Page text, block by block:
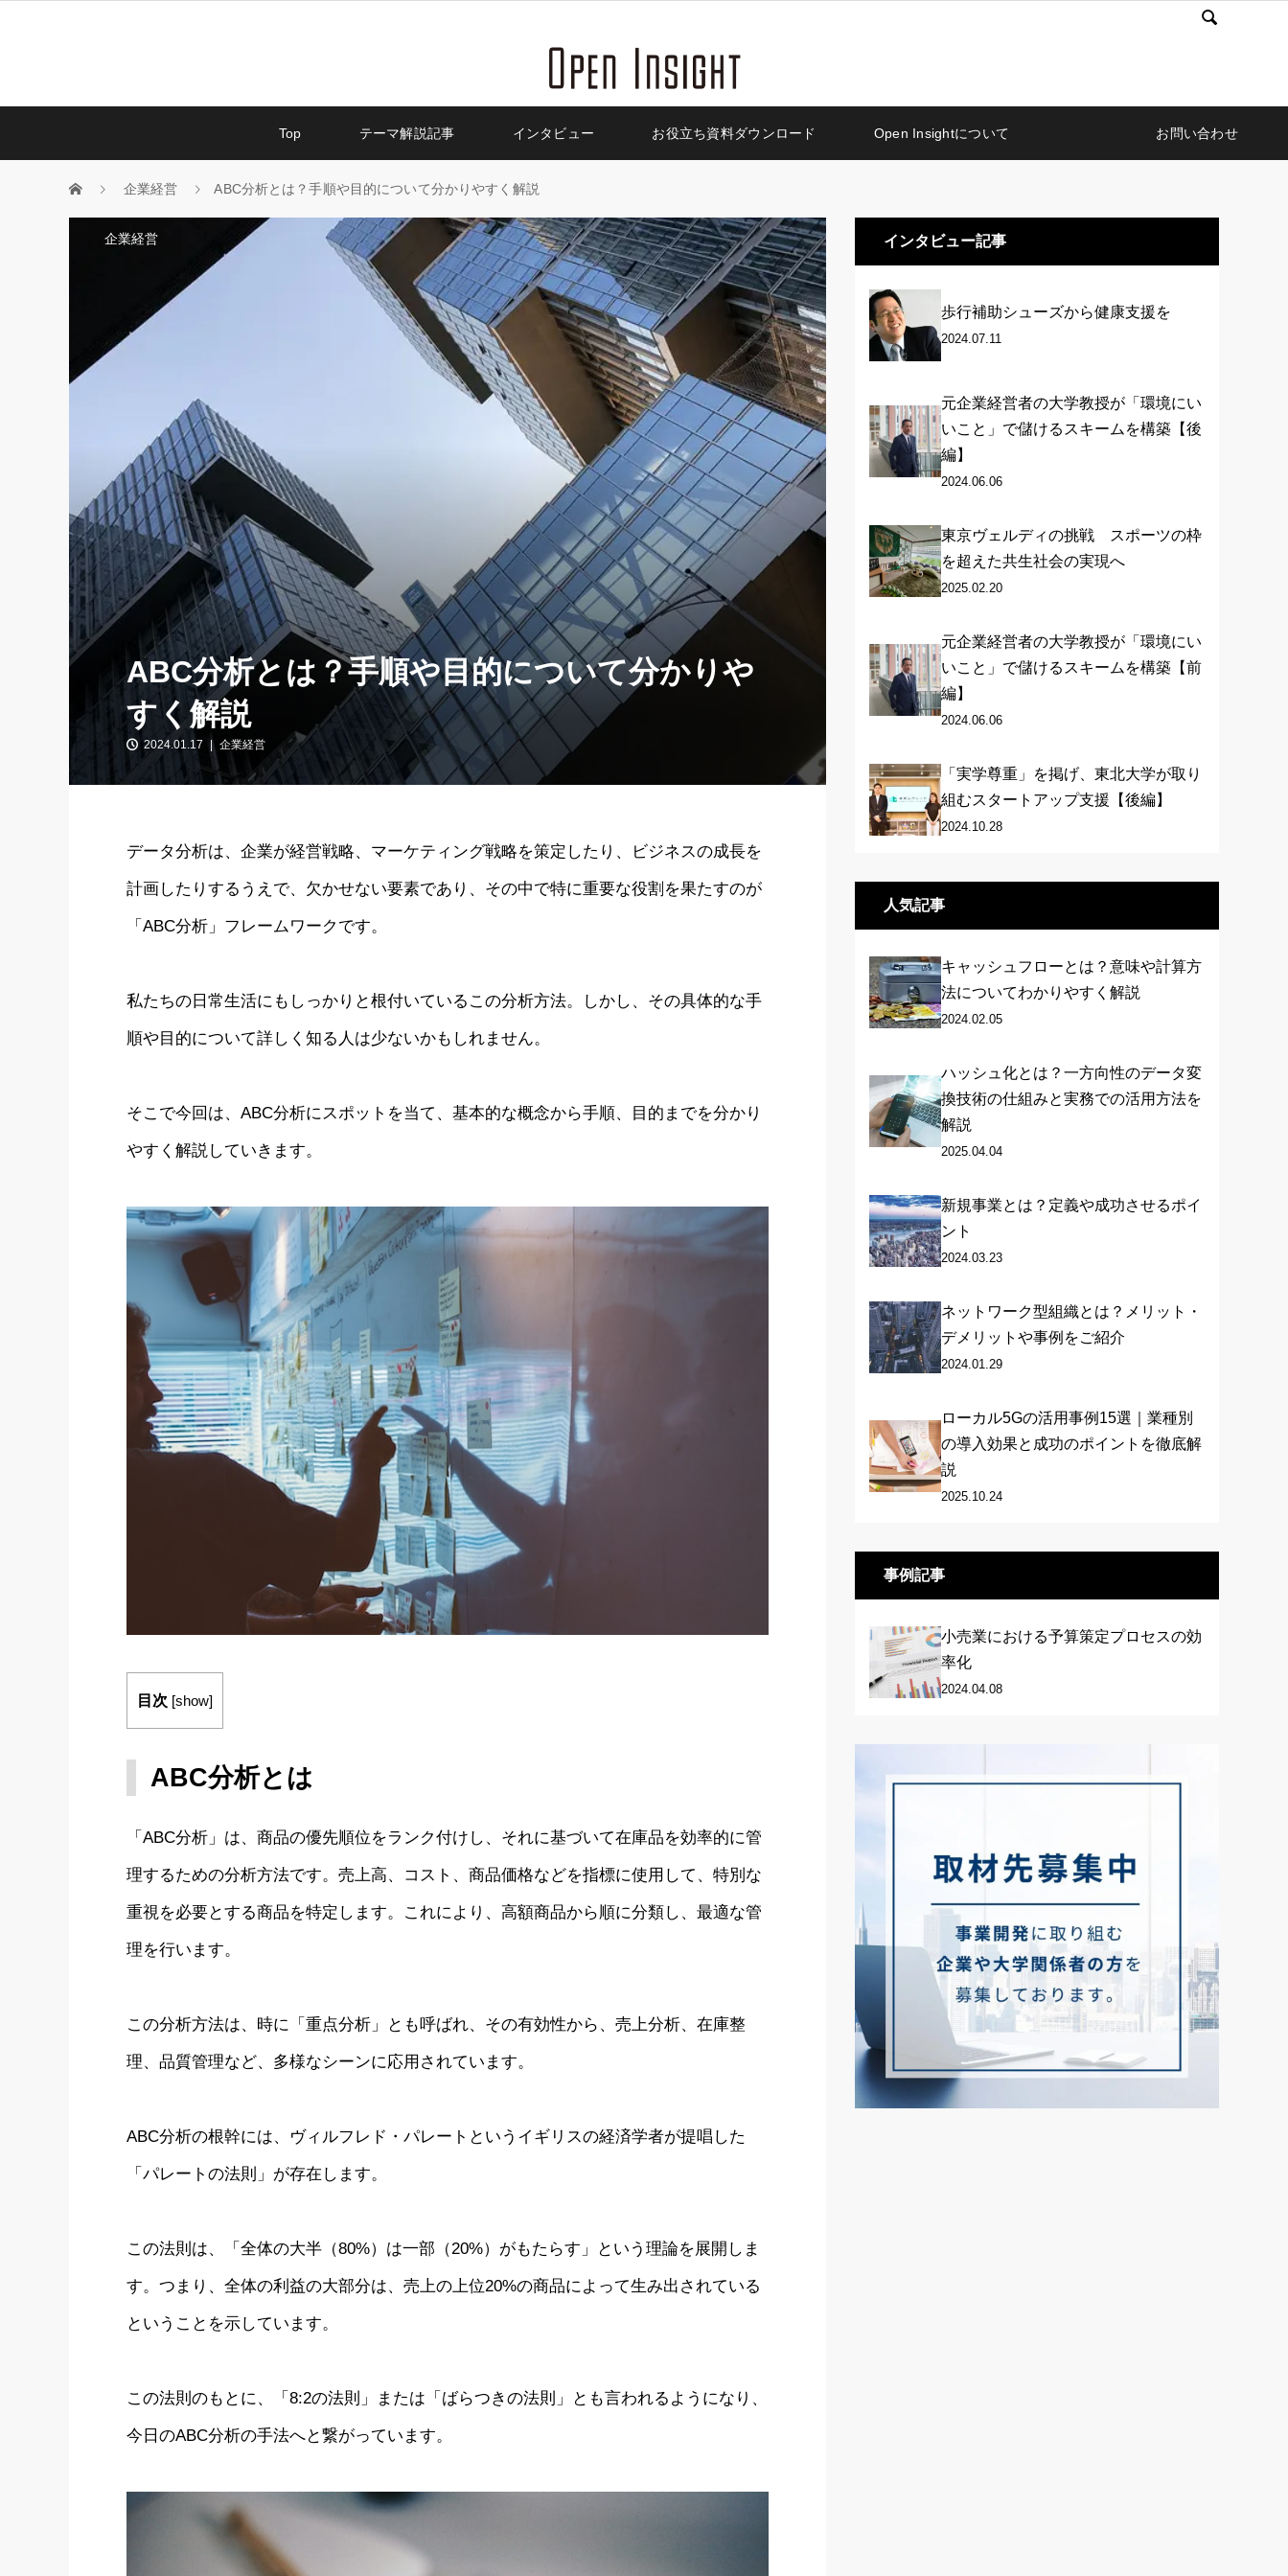

Top テーマ解説記事 インタビュー お役立ち資料ダウンロード Open Insightについて お問い合わせ
企業経営 ABC分析とは？手順や目的について分かりやすく解説
企業経営
ABC分析とは？手順や目的について分かりや
すく解説
2024.01.17 企業経営
データ分析は、企業が経営戦略、マーケティング戦略を策定したり、ビジネスの成長を
計画したりするうえで、欠かせない要素であり、その中で特に重要な役割を果たすのが
「ABC分析」フレームワークです。
私たちの日常生活にもしっかりと根付いているこの分析方法。しかし、その具体的な手
順や目的について詳しく知る人は少ないかもしれません。
そこで今回は、ABC分析にスポットを当て、基本的な概念から手順、目的までを分かり
やすく解説していきます。
目次 [show]
ABC分析とは
「ABC分析」は、商品の優先順位をランク付けし、それに基づいて在庫品を効率的に管
理するための分析方法です。売上高、コスト、商品価格などを指標に使用して、特別な
重視を必要とする商品を特定します。これにより、高額商品から順に分類し、最適な管
理を行います。
この分析方法は、時に「重点分析」とも呼ばれ、その有効性から、売上分析、在庫整
理、品質管理など、多様なシーンに応用されています。
ABC分析の根幹には、ヴィルフレド・パレートというイギリスの経済学者が提唱した
「パレートの法則」が存在します。
この法則は、「全体の大半（80%）は一部（20%）がもたらす」という理論を展開しま
す。つまり、全体の利益の大部分は、売上の上位20%の商品によって生み出されている
ということを示しています。
この法則のもとに、「8:2の法則」または「ばらつきの法則」とも言われるようになり、
今日のABC分析の手法へと繋がっています。
インタビュー記事
歩行補助シューズから健康支援を
2024.07.11
元企業経営者の大学教授が「環境にい
いこと」で儲けるスキームを構築【後
編】
2024.06.06
東京ヴェルディの挑戦 スポーツの枠
を超えた共生社会の実現へ
2025.02.20
元企業経営者の大学教授が「環境にい
いこと」で儲けるスキームを構築【前
編】
2024.06.06
「実学尊重」を掲げ、東北大学が取り
組むスタートアップ支援【後編】
2024.10.28
人気記事
キャッシュフローとは？意味や計算方
法についてわかりやすく解説
2024.02.05
ハッシュ化とは？一方向性のデータ変
換技術の仕組みと実務での活用方法を
解説
2025.04.04
新規事業とは？定義や成功させるポイ
ント
2024.03.23
ネットワーク型組織とは？メリット・
デメリットや事例をご紹介
2024.01.29
ローカル5Gの活用事例15選｜業種別
の導入効果と成功のポイントを徹底解
説
2025.10.24
事例記事
小売業における予算策定プロセスの効
率化
2024.04.08